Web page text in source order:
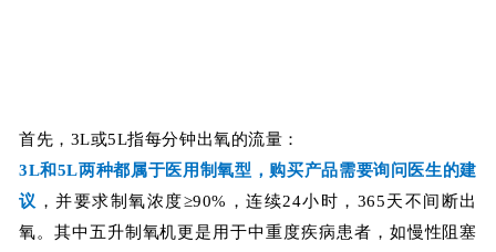
首先，3L或5L指每分钟出氧的流量：
3L和5L两种都属于医用制氧型，购买产品需要询问医生的建
议 ，并要求制氧浓度≥90%，连续24小时，365天不间断出
氧。其中五升制氧机更是用于中重度疾病患者， 如慢性阻塞